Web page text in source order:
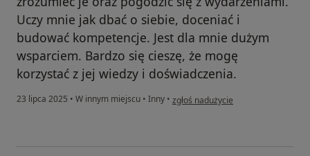
Uczy mnie jak dbać o siebie, doceniać i
budować kompetencje. Jest dla mnie dużym
wsparciem. Bardzo się cieszę, że mogę
korzystać z jej wiedzy i doświadczenia.
23 lipca 2025 • W innym miejscu • Inny • w opinii użytkownika Magda G.
zgłoś nadużycie